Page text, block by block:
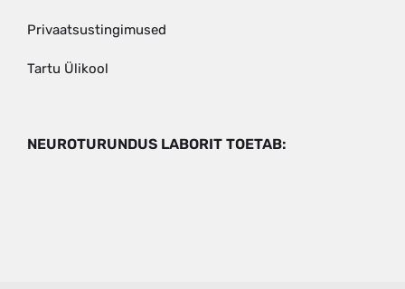
Privaatsustingimused
Tartu Ülikool
NEUROTURUNDUS LABORIT TOETAB: